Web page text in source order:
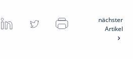
nächster
Artikel